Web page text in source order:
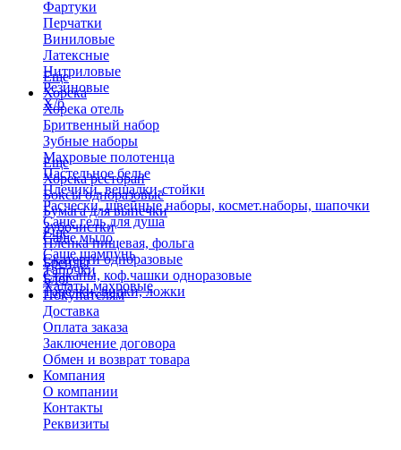
Фартуки
Перчатки
Виниловые
Латексные
Нитриловые
Резиновые
Х/б
Еще
Хорека
Хорека отель
Бритвенный набор
Зубные наборы
Махровые полотенца
Пастельное белье
Плечики, вешалки-стойки
Расчески, швейные наборы, космет.наборы, шапочки
Саше гель для душа
Саше мыло
Саше шампунь
Тапочки
Халаты махровые
Еще
Хорека ресторан
Боксы одноразовые
Бумага для выпечки
Зубочистки
Пленка пищевая, фольга
Скатерти одноразовые
Стаканы, коф.чашки одноразовые
Тарелки, вилки, ложки
Еще
Бренды
Блог
Покупателям
Доставка
Оплата заказа
Заключение договора
Обмен и возврат товара
Компания
О компании
Контакты
Реквизиты